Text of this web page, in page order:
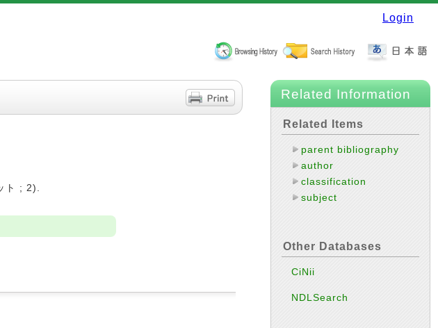
Login
ト ; 2).
Related Information
Related Items
parent bibliography
author
classification
subject
Other Databases
CiNii
NDLSearch